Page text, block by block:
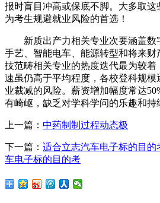
报时盲目冲高或保底不脚。大多取
为考生规避就业风险的首选！
新质出产力相关专业次要涵盖数
手艺、智能电车、能源转型和将来
技范畴相关专业的热度迭代最为较着
速虽仍高于平均程度，各校登科规
业裁减的风险。薪资增加幅度常达
有崎岖，缺乏对学科学问的乐趣和持
上一篇： 中药制制过程动态极
下一篇： 适合立志汽车电子标的目的
车电子标的目的考